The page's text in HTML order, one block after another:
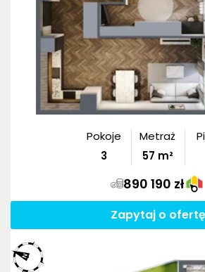
Pokoje
3
Metraż
57 m²
890 190 zł
Zapytaj o ofertę